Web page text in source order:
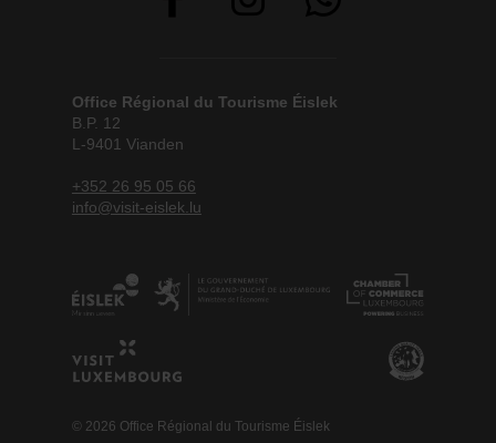
Office Régional du Tourisme Éislek
B.P. 12
L-9401 Vianden
+352 26 95 05 66
info@visit-eislek.lu
© 2026 Office Régional du Tourisme Éislek